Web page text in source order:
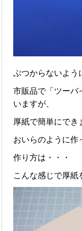
ぶつからないよう
市販品で「ツーバ
いますが、
厚紙で簡単にでき
おいらのように作
作り方は・・・
こんな感じで厚紙